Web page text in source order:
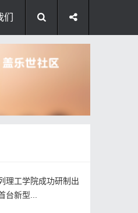
理工学院成功研制出
台新型...